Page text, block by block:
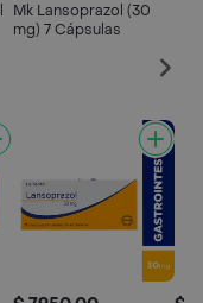
Mk Lansoprazol (30
mg) 7 Cápsulas